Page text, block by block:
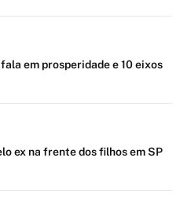
em prosperidade e 10 eixos
ex na frente dos filhos em SP